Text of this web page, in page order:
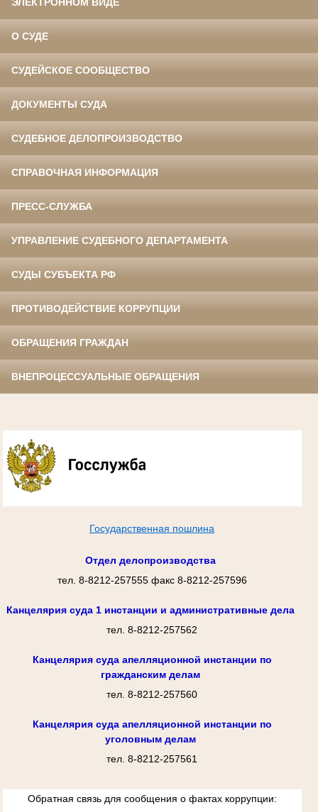
О СУДЕ
СУДЕЙСКОЕ СООБЩЕСТВО
ДОКУМЕНТЫ СУДА
СУДЕБНОЕ ДЕЛОПРОИЗВОДСТВО
СПРАВОЧНАЯ ИНФОРМАЦИЯ
ПРЕСС-СЛУЖБА
УПРАВЛЕНИЕ СУДЕБНОГО ДЕПАРТАМЕНТА
СУДЫ СУБЪЕКТА РФ
ПРОТИВОДЕЙСТВИЕ КОРРУПЦИИ
ОБРАЩЕНИЯ ГРАЖДАН
ВНЕПРОЦЕССУАЛЬНЫЕ ОБРАЩЕНИЯ
Государственная пошлина
Отдел делопроизводства
тел. 8-8212-257555 факс 8-8212-257596
Канцелярия суда 1 инстанции и административные дела
тел. 8-8212-257562
Канцелярия суда апелляционной инстанции по
гражданским делам
тел. 8-8212-257560
Канцелярия суда апелляционной инстанции по
уголовным делам
тел. 8-8212-257561
Обратная связь для сообщения о фактах коррупции: